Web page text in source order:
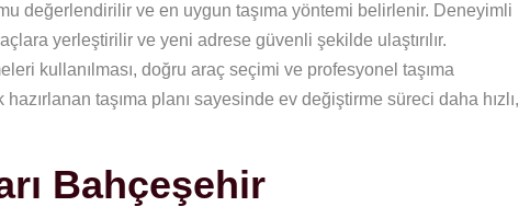
değerlendirilir ve en uygun taşıma yöntemi belirlenir. Deneyimli
yerleştirilir ve yeni adrese güvenli şekilde ulaştırılır.
kullanılması, doğru araç seçimi ve profesyonel taşıma
taşıma planı sayesinde ev değiştirme süreci daha hızlı,
Bahçeşehir